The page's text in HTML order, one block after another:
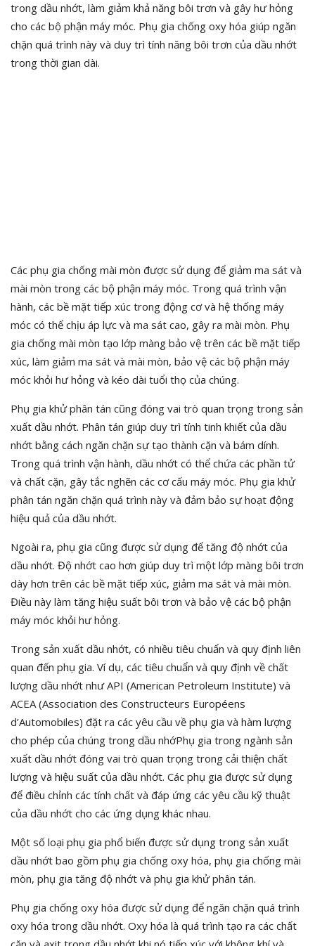
trong dầu nhớt, làm giảm khả năng bôi trơn và gây hư hỏng
cho các bộ phận máy móc. Phụ gia chống oxy hóa giúp ngăn
chặn quá trình này và duy trì tính năng bôi trơn của dầu nhớt
trong thời gian dài.
Các phụ gia chống mài mòn được sử dụng để giảm ma sát và
mài mòn trong các bộ phận máy móc. Trong quá trình vận
hành, các bề mặt tiếp xúc trong động cơ và hệ thống máy
móc có thể chịu áp lực và ma sát cao, gây ra mài mòn. Phụ
gia chống mài mòn tạo lớp màng bảo vệ trên các bề mặt tiếp
xúc, làm giảm ma sát và mài mòn, bảo vệ các bộ phận máy
móc khỏi hư hỏng và kéo dài tuổi thọ của chúng.
Phụ gia khử phân tán cũng đóng vai trò quan trọng trong sản
xuất dầu nhớt. Phân tán giúp duy trì tính tinh khiết của dầu
nhớt bằng cách ngăn chặn sự tạo thành cặn và bám dính.
Trong quá trình vận hành, dầu nhớt có thể chứa các phần tử
và chất cặn, gây tắc nghẽn các cơ cấu máy móc. Phụ gia khử
phân tán ngăn chặn quá trình này và đảm bảo sự hoạt động
hiệu quả của dầu nhớt.
Ngoài ra, phụ gia cũng được sử dụng để tăng độ nhớt của
dầu nhớt. Độ nhớt cao hơn giúp duy trì một lớp màng bôi trơn
dày hơn trên các bề mặt tiếp xúc, giảm ma sát và mài mòn.
Điều này làm tăng hiệu suất bôi trơn và bảo vệ các bộ phận
máy móc khỏi hư hỏng.
Trong sản xuất dầu nhớt, có nhiều tiêu chuẩn và quy định liên
quan đến phụ gia. Ví dụ, các tiêu chuẩn và quy định về chất
lượng dầu nhớt như API (American Petroleum Institute) và
ACEA (Association des Constructeurs Européens
d’Automobiles) đặt ra các yêu cầu về phụ gia và hàm lượng
cho phép của chúng trong dầu nhớPhụ gia trong ngành sản
xuất dầu nhớt đóng vai trò quan trọng trong cải thiện chất
lượng và hiệu suất của dầu nhớt. Các phụ gia được sử dụng
để điều chỉnh các tính chất và đáp ứng các yêu cầu kỹ thuật
của dầu nhớt cho các ứng dụng khác nhau.
Một số loại phụ gia phổ biến được sử dụng trong sản xuất
dầu nhớt bao gồm phụ gia chống oxy hóa, phụ gia chống mài
mòn, phụ gia tăng độ nhớt và phụ gia khử phân tán.
Phụ gia chống oxy hóa được sử dụng để ngăn chặn quá trình
oxy hóa trong dầu nhớt. Oxy hóa là quá trình tạo ra các chất